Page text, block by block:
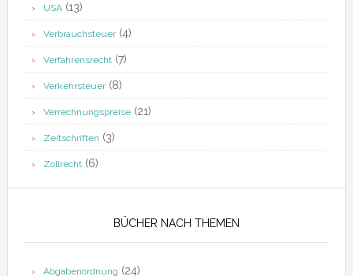
USA(13)
Verbrauchsteuer(4)
Verfahrensrecht(7)
Verkehrsteuer(8)
Verrechnungspreise(21)
Zeitschriften (3)
Zollrecht(6)
BÜCHER NACH THEMEN
Abgabenordnung (24)